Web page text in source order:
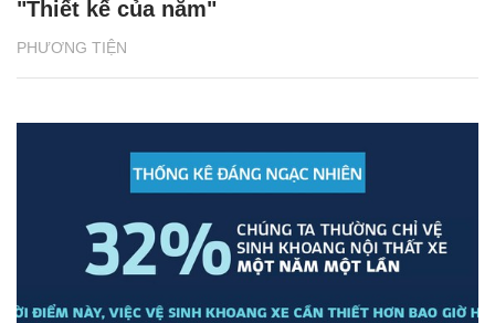
PHƯƠNG TIỆN
"Thiết kế của năm"